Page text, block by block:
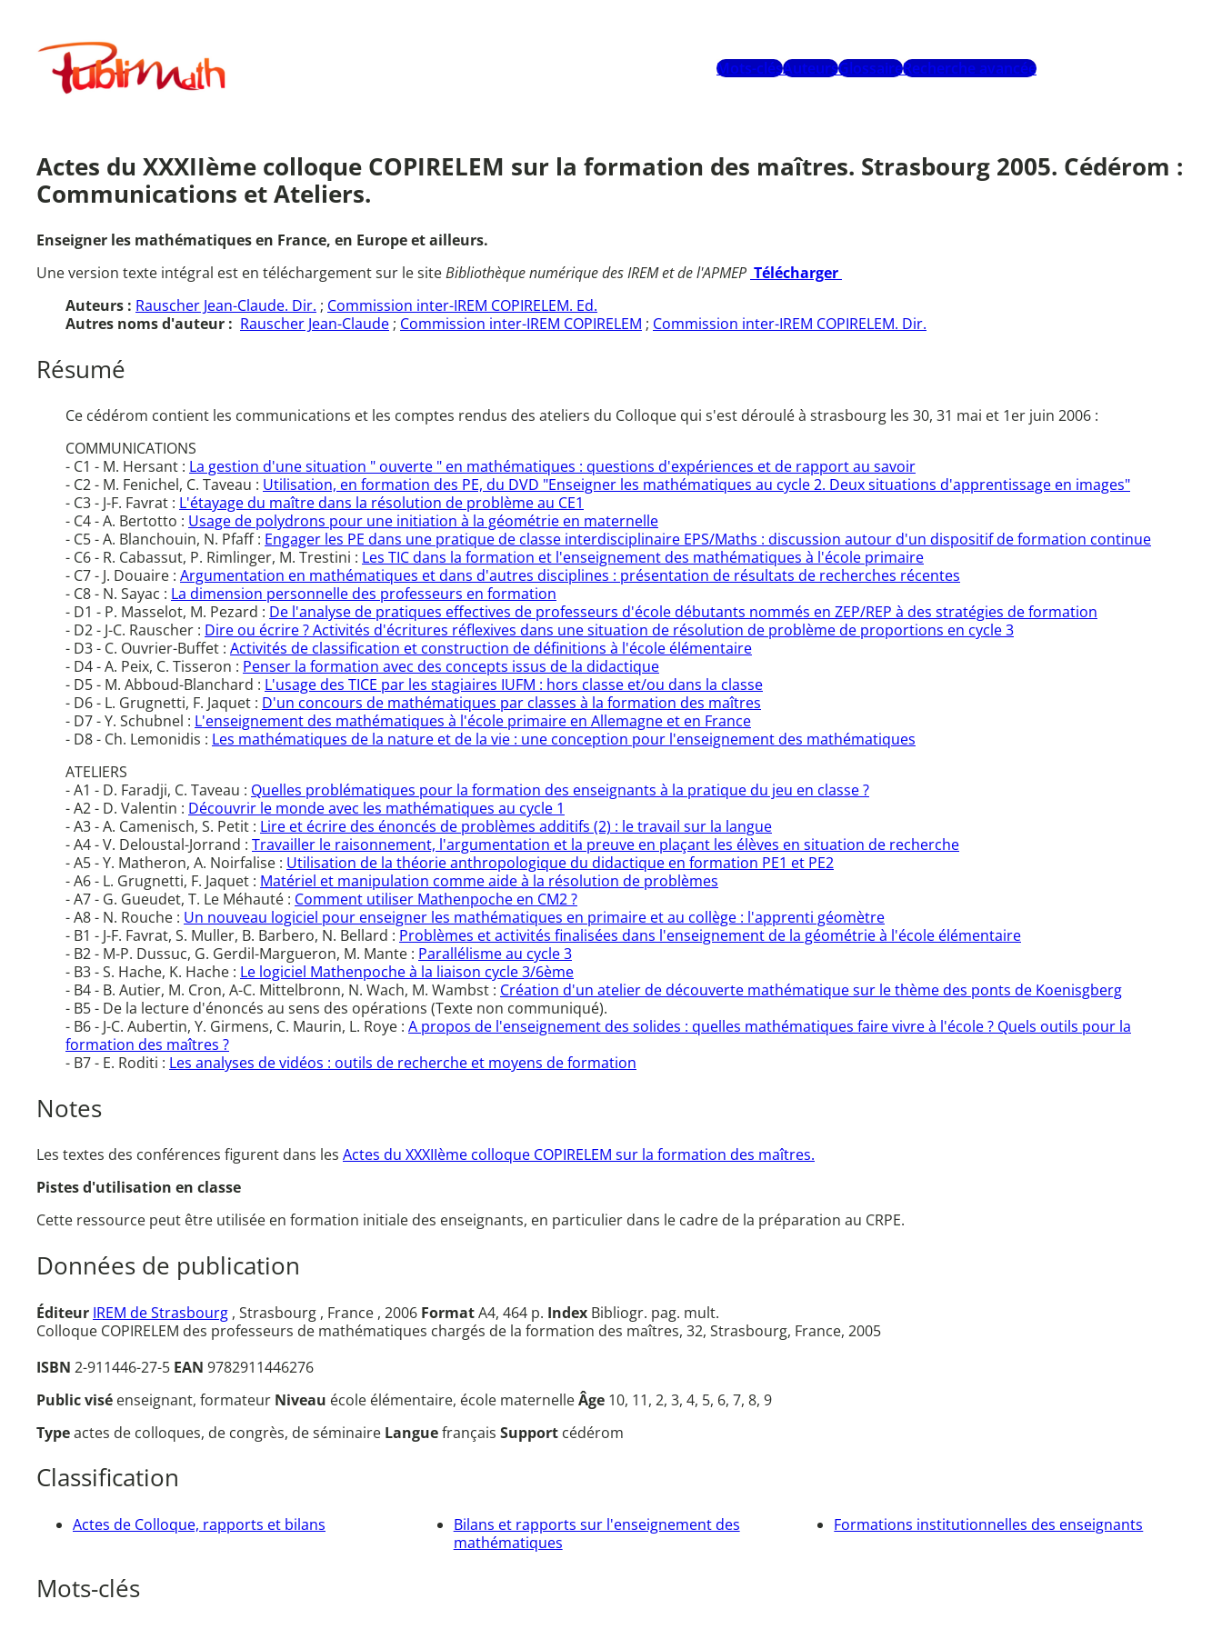
contenuPublimath
Mots-clésAuteursGlossaireRecherche avancée
Actes du XXXIIème colloque COPIRELEM sur la formation des maîtres. Strasbourg 2005. Cédérom :
Communications et Ateliers.
Enseigner les mathématiques en France, en Europe et ailleurs.
Une version texte intégral est en téléchargement sur le siteBibliothèque numérique des IREM et de l'APMEP Télécharger
Auteurs : Rauscher Jean-Claude. Dir. ; Commission inter-IREM COPIRELEM. Ed.
Autres noms d'auteur : Rauscher Jean-Claude ; Commission inter-IREM COPIRELEM ; Commission inter-IREM COPIRELEM. Dir.
Résumé
Ce cédérom contient les communications et les comptes rendus des ateliers du Colloque qui s'est déroulé à strasbourg les 30, 31 mai et 1er juin 2006 :
COMMUNICATIONS
- C1 - M. Hersant : La gestion d'une situation " ouverte " en mathématiques : questions d'expériences et de rapport au savoir
- C2 - M. Fenichel, C. Taveau : Utilisation, en formation des PE, du DVD "Enseigner les mathématiques au cycle 2. Deux situations d'apprentissage en images"
- C3 - J-F. Favrat : L'étayage du maître dans la résolution de problème au CE1
- C4 - A. Bertotto : Usage de polydrons pour une initiation à la géométrie en maternelle
- C5 - A. Blanchouin, N. Pfaff : Engager les PE dans une pratique de classe interdisciplinaire EPS/Maths : discussion autour d'un dispositif de formation continue
- C6 - R. Cabassut, P. Rimlinger, M. Trestini : Les TIC dans la formation et l'enseignement des mathématiques à l'école primaire
- C7 - J. Douaire : Argumentation en mathématiques et dans d'autres disciplines : présentation de résultats de recherches récentes
- C8 - N. Sayac : La dimension personnelle des professeurs en formation
- D1 - P. Masselot, M. Pezard : De l'analyse de pratiques effectives de professeurs d'école débutants nommés en ZEP/REP à des stratégies de formation
- D2 - J-C. Rauscher : Dire ou écrire ? Activités d'écritures réflexives dans une situation de résolution de problème de proportions en cycle 3
- D3 - C. Ouvrier-Buffet : Activités de classification et construction de définitions à l'école élémentaire
- D4 - A. Peix, C. Tisseron : Penser la formation avec des concepts issus de la didactique
- D5 - M. Abboud-Blanchard : L'usage des TICE par les stagiaires IUFM : hors classe et/ou dans la classe
- D6 - L. Grugnetti, F. Jaquet : D'un concours de mathématiques par classes à la formation des maîtres
- D7 - Y. Schubnel : L'enseignement des mathématiques à l'école primaire en Allemagne et en France
- D8 - Ch. Lemonidis : Les mathématiques de la nature et de la vie : une conception pour l'enseignement des mathématiques
ATELIERS
- A1 - D. Faradji, C. Taveau : Quelles problématiques pour la formation des enseignants à la pratique du jeu en classe ?
- A2 - D. Valentin : Découvrir le monde avec les mathématiques au cycle 1
- A3 - A. Camenisch, S. Petit : Lire et écrire des énoncés de problèmes additifs (2) : le travail sur la langue
- A4 - V. Deloustal-Jorrand : Travailler le raisonnement, l'argumentation et la preuve en plaçant les élèves en situation de recherche
- A5 - Y. Matheron, A. Noirfalise : Utilisation de la théorie anthropologique du didactique en formation PE1 et PE2
- A6 - L. Grugnetti, F. Jaquet : Matériel et manipulation comme aide à la résolution de problèmes
- A7 - G. Gueudet, T. Le Méhauté : Comment utiliser Mathenpoche en CM2 ?
- A8 - N. Rouche : Un nouveau logiciel pour enseigner les mathématiques en primaire et au collège : l'apprenti géomètre
- B1 - J-F. Favrat, S. Muller, B. Barbero, N. Bellard : Problèmes et activités finalisées dans l'enseignement de la géométrie à l'école élémentaire
- B2 - M-P. Dussuc, G. Gerdil-Margueron, M. Mante : Parallélisme au cycle 3
- B3 - S. Hache, K. Hache : Le logiciel Mathenpoche à la liaison cycle 3/6ème
- B4 - B. Autier, M. Cron, A-C. Mittelbronn, N. Wach, M. Wambst : Création d'un atelier de découverte mathématique sur le thème des ponts de Koenisgberg
- B5 - De la lecture d'énoncés au sens des opérations (Texte non communiqué).
- B6 - J-C. Aubertin, Y. Girmens, C. Maurin, L. Roye : A propos de l'enseignement des solides : quelles mathématiques faire vivre à l'école ? Quels outils pour la
formation des maîtres ?
- B7 - E. Roditi : Les analyses de vidéos : outils de recherche et moyens de formation
Notes
Les textes des conférences figurent dans les Actes du XXXIIème colloque COPIRELEM sur la formation des maîtres.
Pistes d'utilisation en classe
Cette ressource peut être utilisée en formation initiale des enseignants, en particulier dans le cadre de la préparation au CRPE.
Données de publication
Éditeur IREM de Strasbourg , Strasbourg , France , 2006 FormatA4, 464 p. Index Bibliogr. pag. mult.
Colloque COPIRELEM des professeurs de mathématiques chargés de la formation des maîtres, 32, Strasbourg, France, 2005
ISBN 2-911446-27-5 EAN 9782911446276
Public visé enseignant, formateur Niveau école élémentaire, école maternelleÂge 10, 11, 2, 3, 4, 5, 6, 7, 8, 9
Typeactes de colloques, de congrès, de séminaire Languefrançais Support cédérom
Classification
Actes de Colloque, rapports et bilans
Bilans et rapports sur l'enseignement des
mathématiques
Formations institutionnelles des enseignants
Mots-clés